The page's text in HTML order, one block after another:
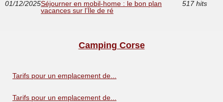
01/12/2025Séjourner en mobil-home : le bon plan
vacances sur l’Île de ré
517 hits
Camping Corse
Tarifs pour un emplacement de...
Tarifs pour un emplacement de...